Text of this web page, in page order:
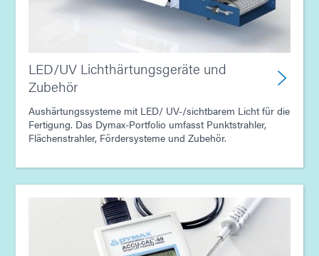
LED/UV Lichthärtungsgeräte und
Zubehör
Aushärtungssysteme mit LED/ UV-/sichtbarem Licht für die
Fertigung. Das Dymax-Portfolio umfasst Punktstrahler,
Flächenstrahler, Fördersysteme und Zubehör.